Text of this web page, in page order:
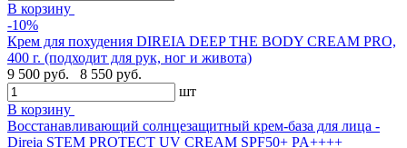
В корзину
-10%
Крем для похудения DIREIA DEEP THE BODY CREAM PRO,
400 г. (подходит для рук, ног и живота)
9 500 руб.
8 550 руб.
шт
В корзину
Восстанавливающий солнцезащитный крем-база для лица -
Direia STEM PROTECT UV CREAM SPF50+ PA++++